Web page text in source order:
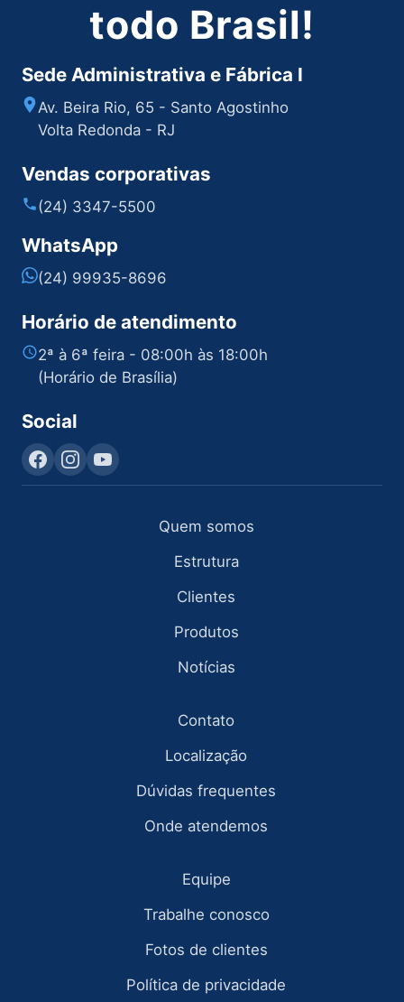
todo Brasil!
Sede Administrativa e Fábrica I
Av. Beira Rio, 65 - Santo Agostinho
Volta Redonda - RJ
Vendas corporativas
(24) 3347-5500
WhatsApp
(24) 99935-8696
Horário de atendimento
2ª à 6ª feira - 08:00h às 18:00h
(Horário de Brasília)
Social
Quem somos
Estrutura
Clientes
Produtos
Notícias
Contato
Localização
Dúvidas frequentes
Onde atendemos
Equipe
Trabalhe conosco
Fotos de clientes
Política de privacidade